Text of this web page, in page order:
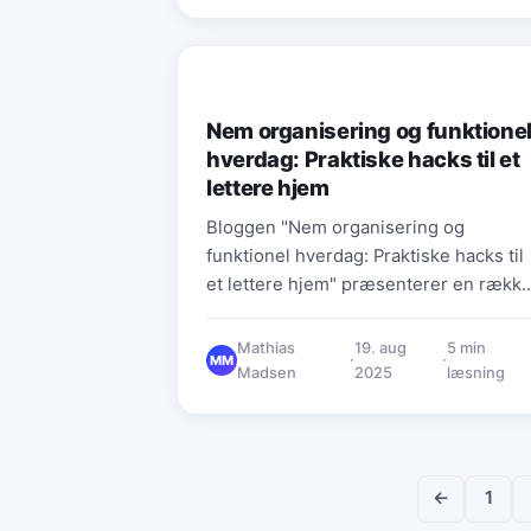
Nem organisering og funktionel
hverdag: Praktiske hacks til et
lettere hjem
Bloggen "Nem organisering og
funktionel hverdag: Praktiske hacks til
et lettere hjem" præsenterer en række
til at organisere hjemmet og skabe en
mere funktionel hverdag. Artikelens
multifunktionelle møbler for at
MM
Mathias
Madsen
·
19. aug
2025
·
5 min
læsning
← 1